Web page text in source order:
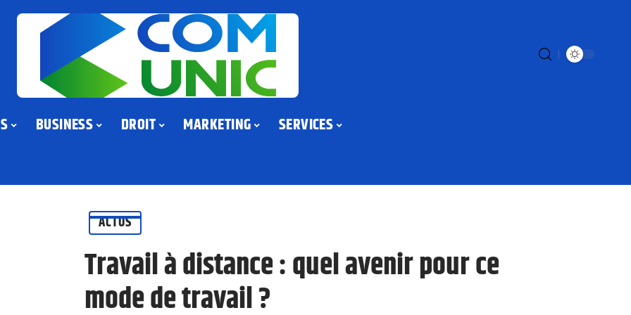
BUSINESS DROIT MARKETING SERVICES
ACTUS
Travail à distance : quel avenir pour ce
mode de travail ?